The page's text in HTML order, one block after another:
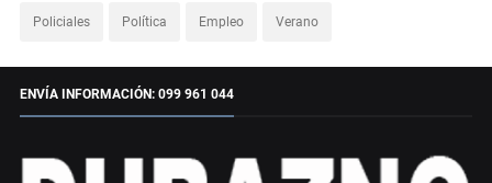
Policiales Política Empleo Verano
ENVÍA INFORMACIÓN: 099 961 044